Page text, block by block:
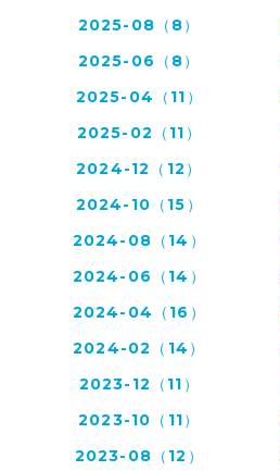
2025-08（8）
2025-06（8）
2025-04（11）
2025-02（11）
2024-12（12）
2024-10（15）
2024-08（14）
2024-06（14）
2024-04（16）
2024-02（14）
2023-12（11）
2023-10（11）
2023-08（12）